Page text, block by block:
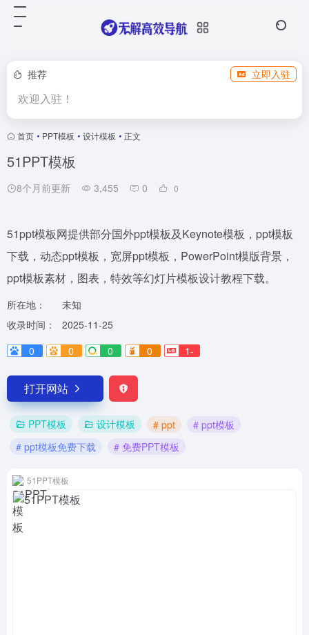
推荐 立即入驻
欢迎入驻！
首页 • PPT模板 • 设计模板 • 正文
51PPT模板
8个月前更新 3,455 0 0
51ppt模板网提供部分国外ppt模板及Keynote模板，ppt模板
下载，动态ppt模板，宽屏ppt模板，PowerPoint模版背景，
ppt模板素材，图表，特效等幻灯片模板设计教程下载。
所在地：
未知
收录时间：
2025-11-25
0
0 0 0 1-
打开网站
PPT模板 设计模板 # ppt
# ppt模板
# ppt模板免费下载
# 免费PPT模板
51PPT模板